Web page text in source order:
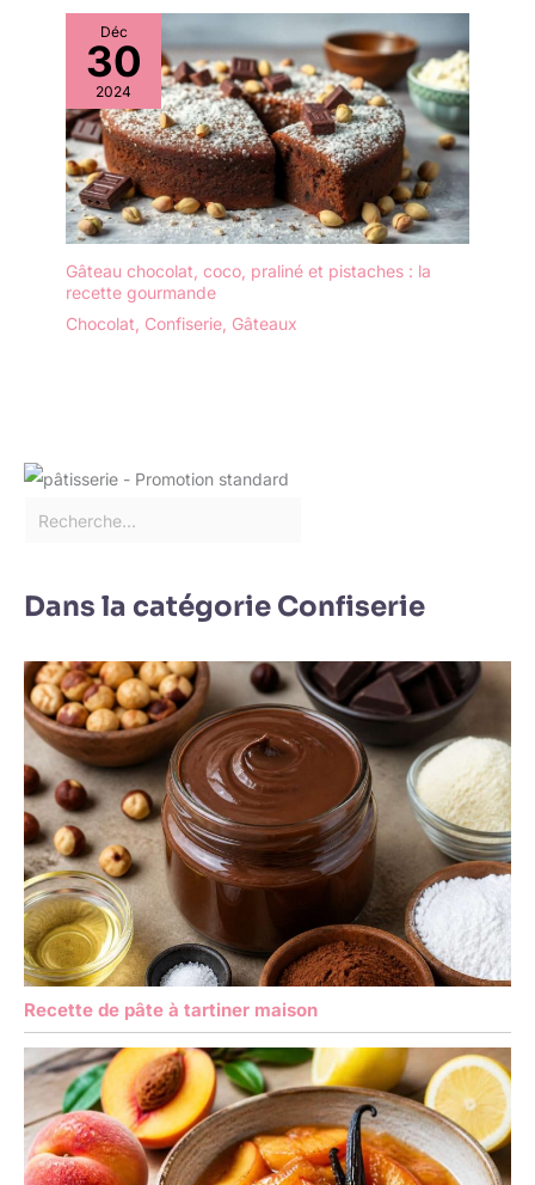
fermeture sécurisée. UN
ATOUT SUR VOTRE
TABLE : La boîte à
fromage Pebbly ajoute
sur votre table une
touche élégante et
naturelle lorsque vous
servez le fromage à vos
invités. Ses matériaux, le
apportent chaleur et
restant pratiques et de
Déc
30
2024
Gâteau chocolat, coco, praliné et pistaches : la
recette gourmande
Chocolat Confiserie Gâteaux
Dans la catégorie Confiserie
Recette de pâte à tartiner maison